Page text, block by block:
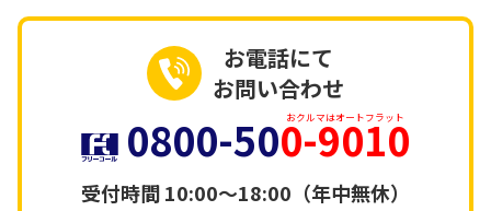
お電話にて
お問い合わせ
0800-500-9010
おクルマはオートフラット
受付時間10:00～18:00（年中無休）